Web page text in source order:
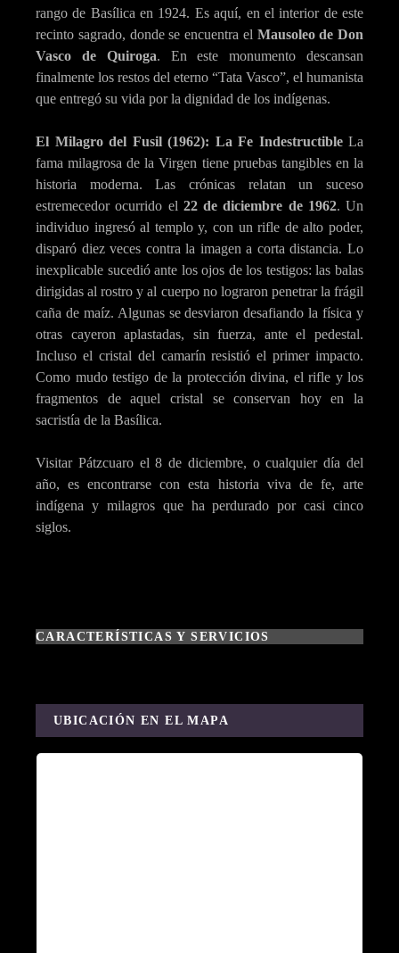
rango de Basílica en 1924. Es aquí, en el interior de este
recinto sagrado, donde se encuentra el Mausoleo de Don
Vasco de Quiroga. En este monumento descansan
finalmente los restos del eterno “Tata Vasco”, el humanista
que entregó su vida por la dignidad de los indígenas.
El Milagro del Fusil (1962): La Fe IndestructibleLa
fama milagrosa de la Virgen tiene pruebas tangibles en la
historia moderna. Las crónicas relatan un suceso
estremecedor ocurrido el 22 de diciembre de 1962. Un
individuo ingresó al templo y, con un rifle de alto poder,
disparó diez veces contra la imagen a corta distancia. Lo
inexplicable sucedió ante los ojos de los testigos: las balas
dirigidas al rostro y al cuerpo no lograron penetrar la frágil
caña de maíz. Algunas se desviaron desafiando la física y
otras cayeron aplastadas, sin fuerza, ante el pedestal.
Incluso el cristal del camarín resistió el primer impacto.
Como mudo testigo de la protección divina, el rifle y los
fragmentos de aquel cristal se conservan hoy en la
sacristía de la Basílica.
Visitar Pátzcuaro el 8 de diciembre, o cualquier día del
año, es encontrarse con esta historia viva de fe, arte
indígena y milagros que ha perdurado por casi cinco
siglos.
CARACTERÍSTICAS Y SERVICIOS
UBICACIÓN EN EL MAPA